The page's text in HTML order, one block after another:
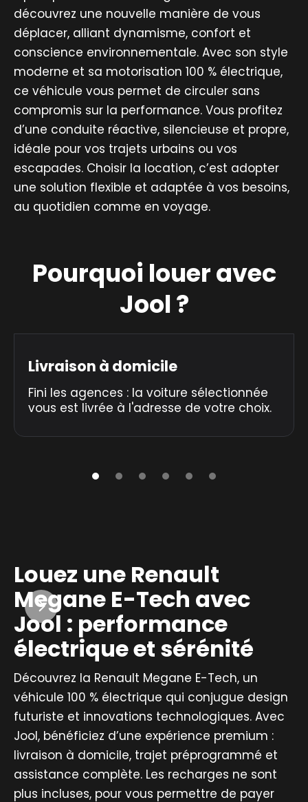
découvrez une nouvelle manière de vous
déplacer, alliant dynamisme, confort et
conscience environnementale. Avec son style
moderne et sa motorisation 100 % électrique,
ce véhicule vous permet de circuler sans
compromis sur la performance. Vous profitez
d’une conduite réactive, silencieuse et propre,
idéale pour vos trajets urbains ou vos
escapades. Choisir la location, c’est adopter
une solution flexible et adaptée à vos besoins,
au quotidien comme en voyage.
Pourquoi louer avec
Jool ?
Livraison à domicile
Fini les agences : la voiture sélectionnée
vous est livrée à l'adresse de votre choix.
Louez une Renault
Megane E-Tech avec
Jool : performance
électrique et sérénité
Découvrez la Renault Megane E-Tech, un
véhicule 100 % électrique qui conjugue design
futuriste et innovations technologiques. Avec
Jool, bénéficiez d’une expérience premium :
livraison à domicile, trajet préprogrammé et
assistance complète. Les recharges ne sont
plus incluses, pour vous permettre de payer